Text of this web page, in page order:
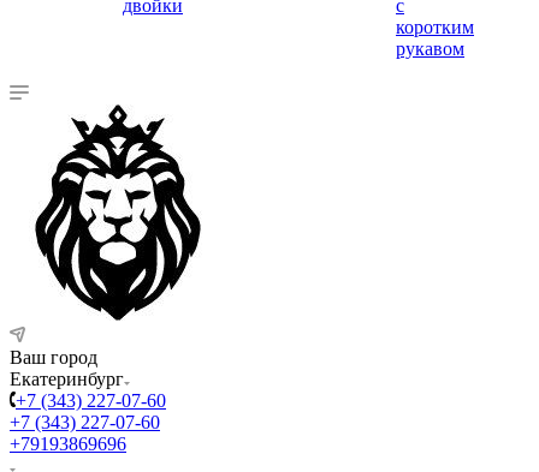
двойки
с
коротким
рукавом
Ваш город
Екатеринбург
+7 (343) 227-07-60
+7 (343) 227-07-60
+79193869696